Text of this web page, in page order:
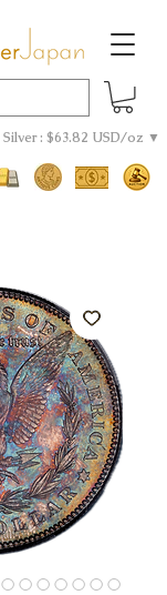
Silver : $63.82 USD/oz ▼